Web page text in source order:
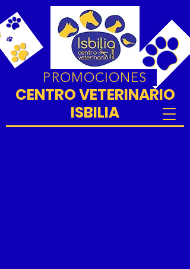
CENTRO VETERINARIO
ISBILIA
PROMOCIONES